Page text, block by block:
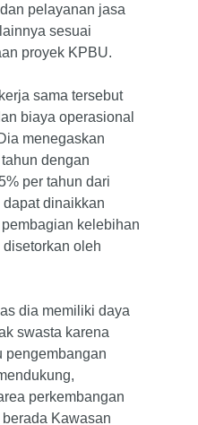
pelayanan jasa
sesuai
proyek KPBU.
sama tersebut
biaya operasional
menegaskan
dengan
per tahun dari
dinaikkan
kelebihan
oleh
dia memiliki daya
swasta karena
pengembangan
perkembangan
Kawasan
Home
About Us
Founder
Leadership
Our Journey
Our Philosophy
Partners
Business Fields
Health Care
Manufacturing
Property Related
Trading and Service
News & Media
Media Center
News
Careers
Contact